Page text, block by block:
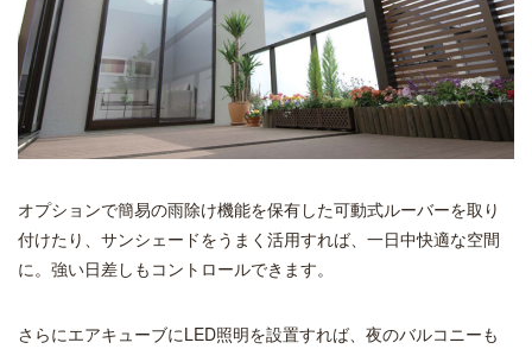
オプションで簡易の雨除け機能を保有した可動式ルーバーを取り
付けたり、サンシェードをうまく活用すれば、一日中快適な空間
に。強い日差しもコントロールできます。
さらにエアキューブにLED照明を設置すれば、夜のバルコニーも